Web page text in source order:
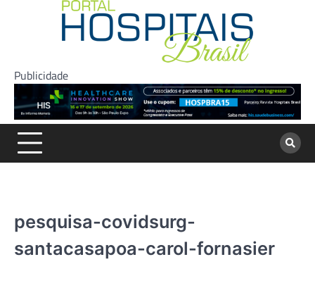
Publicidade
pesquisa-covidsurg-
santacasapoa-carol-fornasier